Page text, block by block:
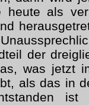
heute als
der
was jetzt
als das in
ist